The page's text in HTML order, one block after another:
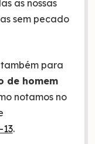
as nossas
sem pecado
também para
de homem
notamos no
13.